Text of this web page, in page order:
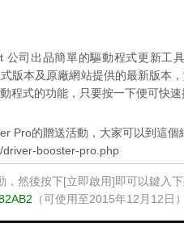
公司出品簡單的驅動程式更新工
版本及原廠網站提供的最新版本
程式的功能，只要按一下便可快速
Pro的贈送活動，大家可以到這個
driver-booster-pro.php
，然後按下[立即啟用]即可以鍵入下
（可使用至2015年12月12日）